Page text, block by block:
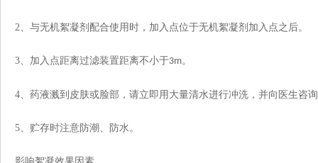
2、与无机絮凝剂配合使用时，加入点位于无机絮凝剂加入点之后。
3、加入点距离过滤装置距离不小于3m。
4、药液溅到皮肤或脸部，请立即用大量清水进行冲洗，并向医生咨
5、贮存时注意防潮、防水。